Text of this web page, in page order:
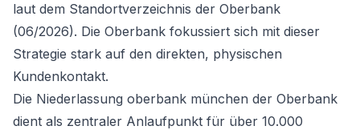
laut dem Standortverzeichnis der Oberbank
(06/2026). Die Oberbank fokussiert sich mit dieser
Strategie stark auf den direkten, physischen
Kundenkontakt.
Die Niederlassung oberbank münchen der Oberbank
dient als zentraler Anlaufpunkt für über 10.000